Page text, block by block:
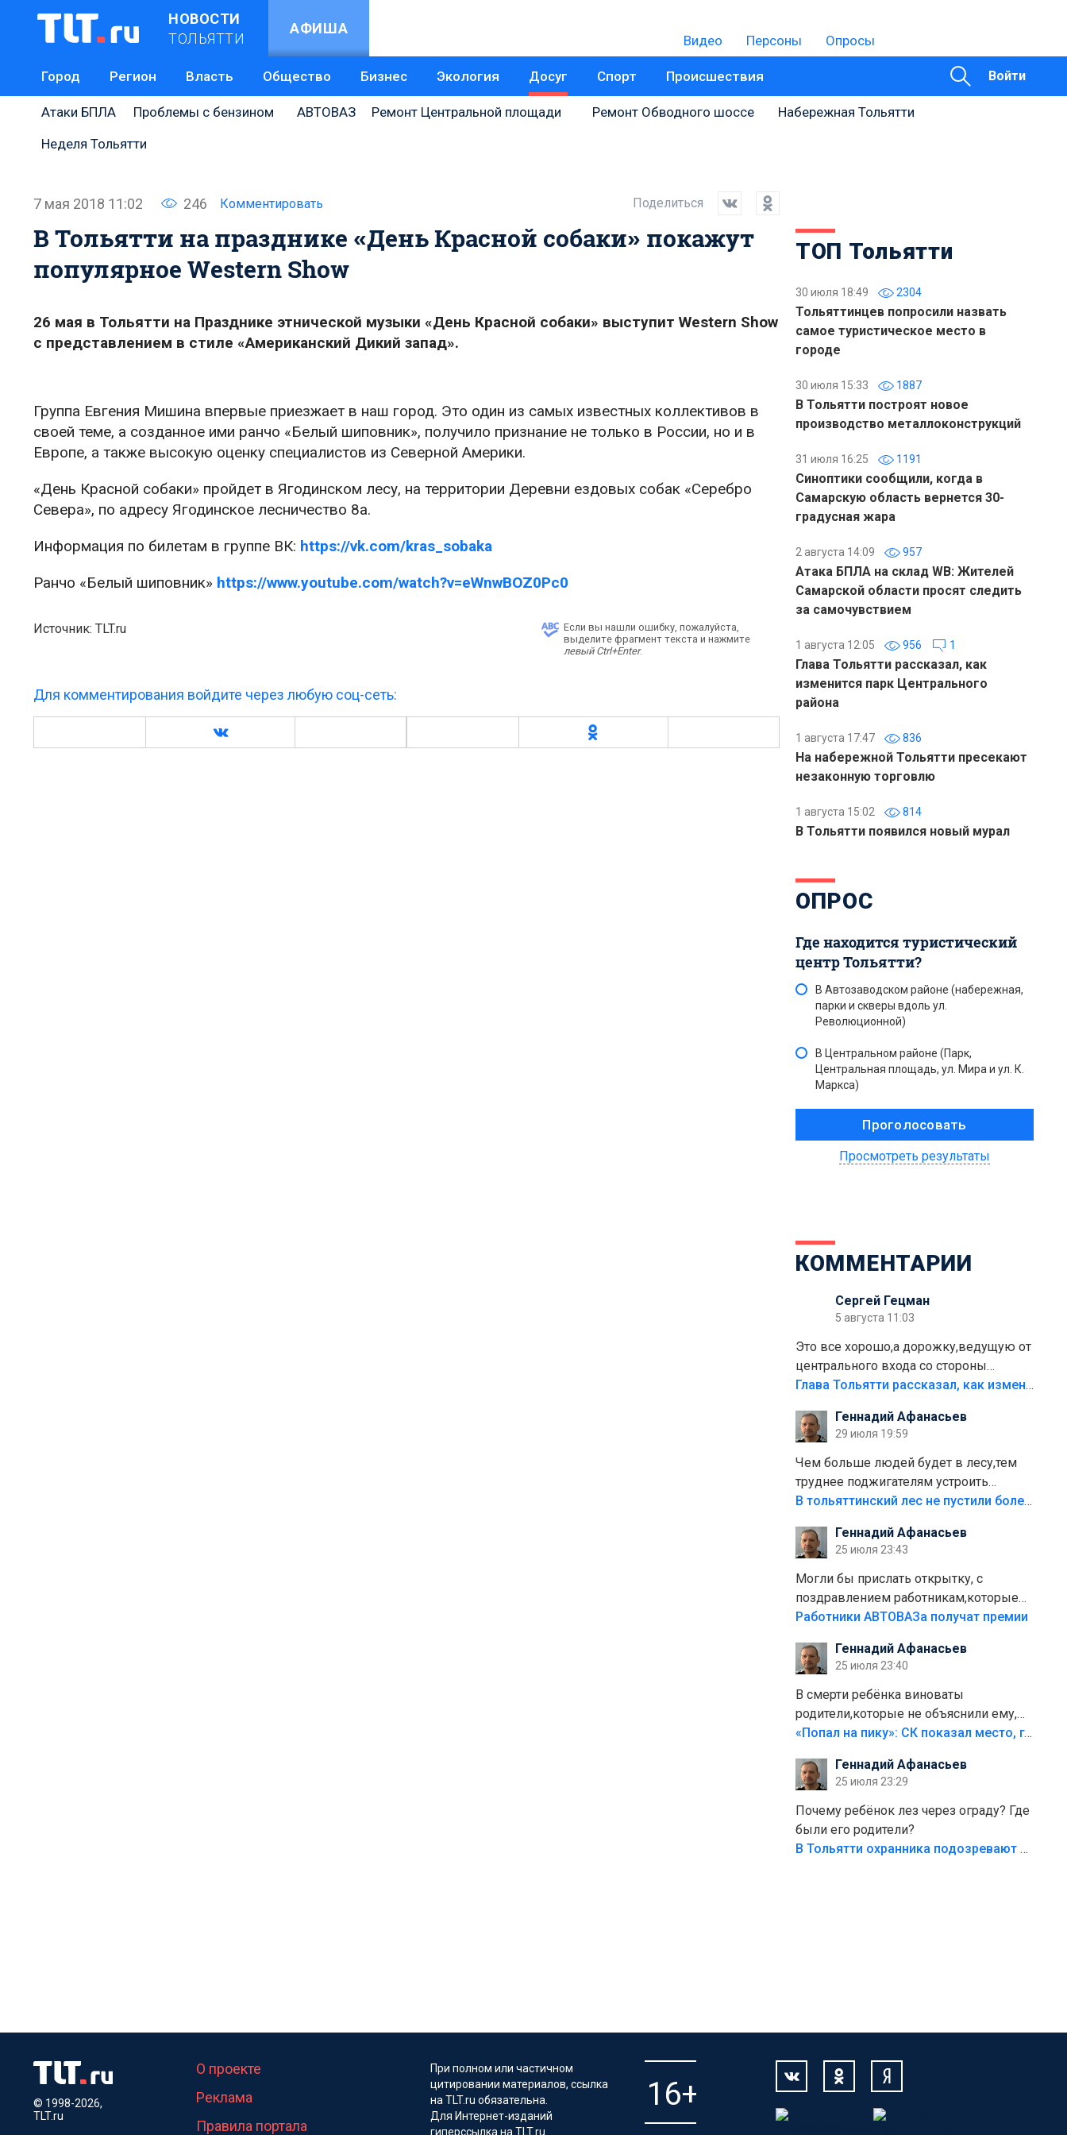
НОВОСТИ
ТОЛЬЯТТИ
АФИША
Видео Персоны Опросы
Город Регион Власть Общество Бизнес Экология Досуг Спорт Происшествия Войти
Атаки БПЛА Проблемы с бензином АВТОВАЗ Ремонт Центральной площади Ремонт Обводного шоссе
Набережная Тольятти
Неделя Тольятти
7 мая 2018 11:02 246 Комментировать Поделиться
В Тольятти на празднике «День Красной собаки» покажут
популярное Western Show
26 мая в Тольятти на Празднике этнической музыки «День Красной собаки» выступит Western Show
с представлением в стиле «Американский Дикий запад».
Группа Евгения Мишина впервые приезжает в наш город. Это один из самых известных коллективов в
своей теме, а созданное ими ранчо «Белый шиповник», получило признание не только в России, но и в
Европе, а также высокую оценку специалистов из Северной Америки.
«День Красной собаки» пройдет в Ягодинском лесу, на территории Деревни ездовых собак «Серебро
Севера», по адресу Ягодинское лесничество 8а.
Информация по билетам в группе ВК: https://vk.com/kras_sobaka
Ранчо «Белый шиповник» https://www.youtube.com/watch?v=eWnwBOZ0Pc0
Источник: TLT.ru
Если вы нашли ошибку, пожалуйста,
выделите фрагмент текста и нажмите
левый Ctrl+Enter.
Для комментирования войдите через любую соц-сеть:
ТОП Тольятти
30 июля 18:49 2304
Тольяттинцев попросили назвать
самое туристическое место в
городе
30 июля 15:33 1887
В Тольятти построят новое
производство металлоконструкций
31 июля 16:25 1191
Синоптики сообщили, когда в
Самарскую область вернется 30-
градусная жара
2 августа 14:09 957
Атака БПЛА на склад WB: Жителей
Самарской области просят следить
за самочувствием
1 августа 12:05 956 1
Глава Тольятти рассказал, как
изменится парк Центрального
района
1 августа 17:47 836
На набережной Тольятти пресекают
незаконную торговлю
1 августа 15:02 814
В Тольятти появился новый мурал
ОПРОС
Где находится туристический
центр Тольятти?
В Автозаводском районе (набережная,
парки и скверы вдоль ул.
Революционной)
В Центральном районе (Парк,
Центральная площадь, ул. Мира и ул. К.
Маркса)
Просмотреть результаты
КОММЕНТАРИИ
Сергей Гецман
5 августа 11:03
Это все хорошо,а дорожку,ведущую от
центрального входа со стороны
кафе"Мираж" к аттракционам слабо
плитки не хватило,т.к.осенью и зимой
лежала в парке и испортилась.Да
еще,видимо,часть украли.
Глава Тольятти рассказал, как изменится парк Центрального района
Геннадий Афанасьев
29 июля 19:59
Чем больше людей будет в лесу,тем
труднее поджигателям устроить
пожар.Тех кто разводит костры,тех
полно стоит,почему водители всё
равно едут в лес? Штрафы мизерные.
В тольяттинский лес не пустили более тысячи автомобилей
Геннадий Афанасьев
25 июля 23:43
Могли бы прислать открытку, с
поздравлением работникам,которые
больше сорока лет отработали на
Работники АВТОВАЗа получат премии
Геннадий Афанасьев
25 июля 23:40
В смерти ребёнка виноваты
родители,которые не объяснили ему,
что такое хорошо и что такое плохо!
безумия,есть же калитка,ворота!
Жалко ребёнка,но он сам выбрал свою
судьбу.
«Попал на пику»: СК показал место, где был смертельно травмирован ребенок в Тольятти
Геннадий Афанасьев
25 июля 23:29
Почему ребёнок лез через ограду? Где
были его родители?
В Тольятти охранника подозревают в причинении смерти ребенку
© 1998-2026,
TLT.ru
О проекте
Реклама
Правила портала
При полном или частичном
цитировании материалов, ссылка
на TLT.ru обязательна.
Для Интернет-изданий
гиперссылка на TLT.ru